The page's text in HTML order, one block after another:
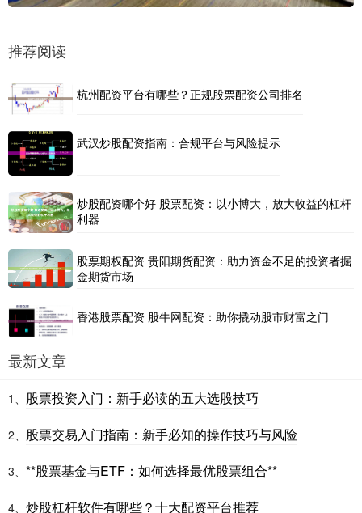
推荐阅读
杭州配资平台有哪些？正规股票配资公司排名
武汉炒股配资指南：合规平台与风险提示
炒股配资哪个好 股票配资：以小博大，放大收益的杠杆
利器
股票期权配资 贵阳期货配资：助力资金不足的投资者掘
金期货市场
香港股票配资 股牛网配资：助你撬动股市财富之门
最新文章
1、 股票投资入门：新手必读的五大选股技巧
2、 股票交易入门指南：新手必知的操作技巧与风险
3、 **股票基金与ETF：如何选择最优股票组合**
4、 炒股杠杆软件有哪些？十大配资平台推荐